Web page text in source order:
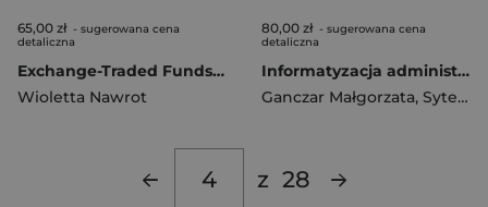
65,00 zł - sugerowana cena
detaliczna
Exchange-Traded Funds (ETF). Nowe produkty na rynku funduszy inwestycyjnych
Wioletta Nawrot
80,00 zł - sugerowana cena
detaliczna
Informatyzacja administracji publicznej. Skuteczność regulacji
Ganczar Małgorzata, Sytek Alicja
z 28